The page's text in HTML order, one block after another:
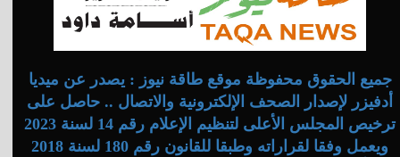
جميع الحقوق محفوظة موقع طاقة نيوز : يصدر عن ميديا
أدفيزر لإصدار الصحف الإلكترونية والاتصال .. حاصل على
ترخيص المجلس الأعلى لتنظيم الإعلام رقم 14 لسنة 2023
ويعمل وفقا لقراراته وطبقا للقانون رقم 180 لسنة 2018